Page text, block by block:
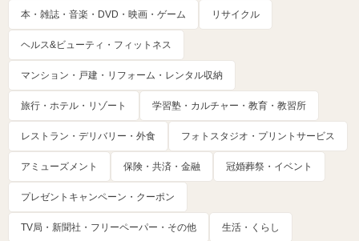
本・雑誌・音楽・DVD・映画・ゲーム リサイクル
ヘルス&ビューティ・フィットネス
マンション・戸建・リフォーム・レンタル収納
旅行・ホテル・リゾート 学習塾・カルチャー・教育・教習所
レストラン・デリバリー・外食 フォトスタジオ・プリントサービス
アミューズメント 保険・共済・金融 冠婚葬祭・イベント
プレゼントキャンペーン・クーポン
TV局・新聞社・フリーペーパー・その他 生活・くらし